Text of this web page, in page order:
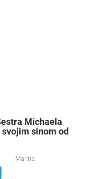
Michaela
sinom od
Marina